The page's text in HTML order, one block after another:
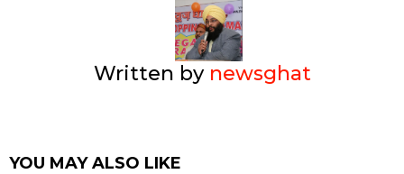
Written by newsghat
YOU MAY ALSO LIKE